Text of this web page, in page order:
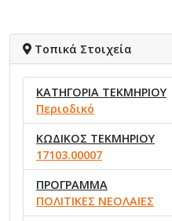
Τοπικά Στοιχεία
ΚΑΤΗΓΟΡΙΑ ΤΕΚΜΗΡΙΟΥ
Περιοδικό
ΚΩΔΙΚΟΣ ΤΕΚΜΗΡΙΟΥ
17103.00007
ΠΡΟΓΡΑΜΜΑ
ΠΟΛΙΤΙΚΕΣ ΝΕΟΛΑΙΕΣ